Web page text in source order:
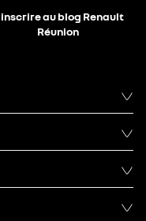
au blog Renault
Réunion